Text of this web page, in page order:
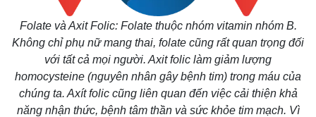
Folate và Axit Folic: Folate thuộc nhóm vitamin nhóm B.
Không chỉ phụ nữ mang thai, folate cũng rất quan trọng đối
với tất cả mọi người. Axit folic làm giảm lượng
homocysteine (nguyên nhân gây bệnh tim) trong máu của
chúng ta. Axít folic cũng liên quan đến việc cải thiện khả
năng nhận thức, bệnh tâm thần và sức khỏe tim mạch. Vì